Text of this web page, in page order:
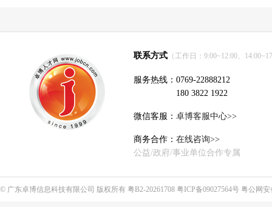
联系方式 （工作日：9:00~12:00、
服务热线：0769-22888212
180 3822 1922
微信客服： 卓博客服中心>>
商务合作： 在线咨询>>
公益/政府/事业单位合作专属
© 广东卓博信息科技有限公司 版权所有 粤B2-20261708 粤ICP备09027564号 粤公网安